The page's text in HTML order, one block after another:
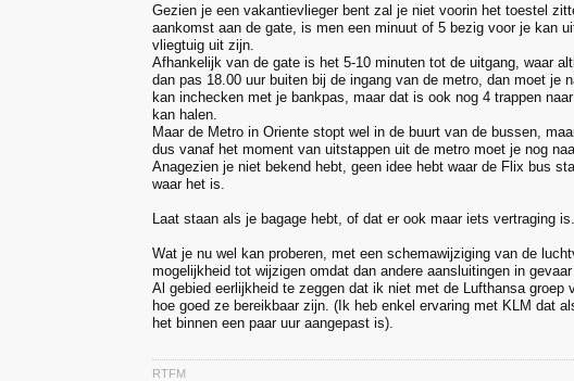
Gezien je een vakantievlieger bent zal je niet voorin het toestel
aankomst aan de gate, is men een minuut of 5 bezig voor je kan
vliegtuig uit zijn.
Afhankelijk van de gate is het 5-10 minuten tot de uitgang, waar
dan pas 18.00 uur buiten bij de ingang van de metro, dan moet je
kan inchecken met je bankpas, maar dat is ook nog 4 trappen
kan halen.
Maar de Metro in Oriente stopt wel in de buurt van de bussen,
dus vanaf het moment van uitstappen uit de metro moet je nog
Anagezien je niet bekend hebt, geen idee hebt waar de Flix bus
waar het is.
Laat staan als je bagage hebt, of dat er ook maar iets vertraging is.
Wat je nu wel kan proberen, met een schemawijziging van de
mogelijkheid tot wijzigen omdat dan andere aansluitingen in gevaar
Al gebied eerlijkheid te zeggen dat ik niet met de Lufthansa
hoe goed ze bereikbaar zijn. (Ik heb enkel ervaring met KLM dat
het binnen een paar uur aangepast is).
RTFM